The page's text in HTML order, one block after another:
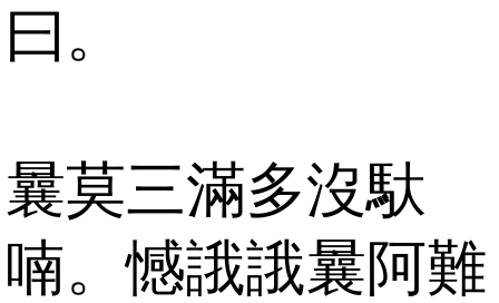
曰。
曩莫三滿多沒馱
喃。憾誐誐曩阿難